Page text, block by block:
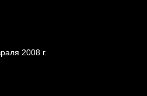
2008 г.